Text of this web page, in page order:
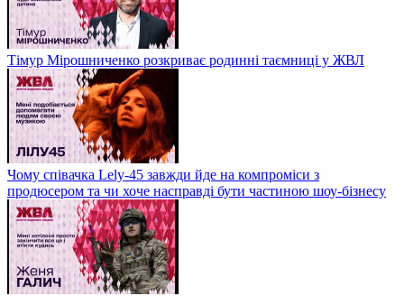
Тімур Мірошниченко розкриває родинні таємниці у ЖВЛ
Чому співачка Lely-45 завжди йде на компроміси з
продюсером та чи хоче насправді бути частиною шоу-бізнесу